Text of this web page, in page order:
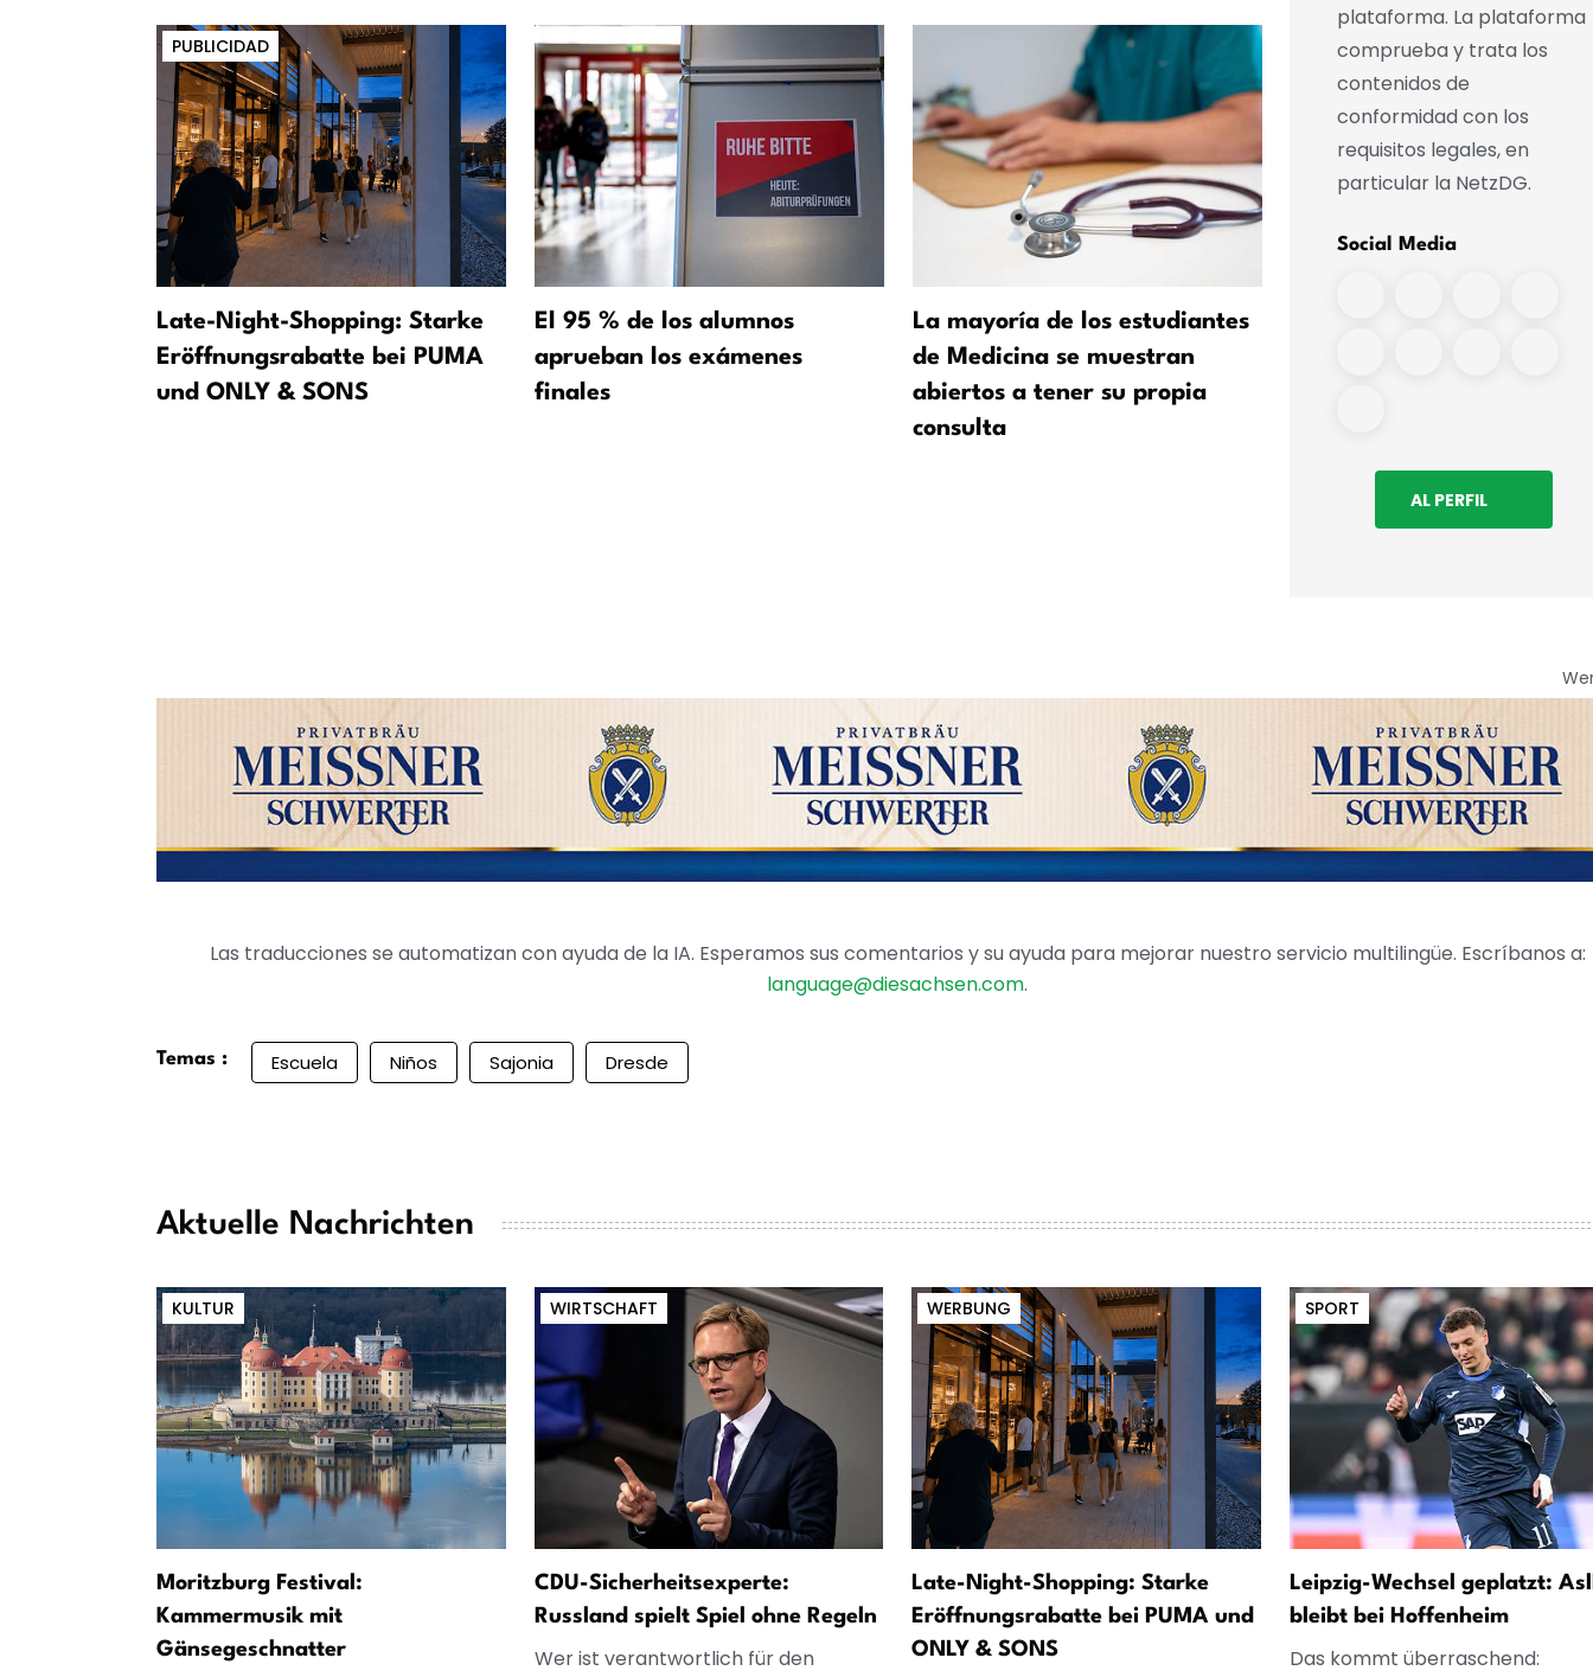
PUBLICIDAD
Late-Night-Shopping: Starke
Eröffnungsrabatte bei PUMA
und ONLY & SONS
El 95 % de los alumnos
aprueban los exámenes
finales
La mayoría de los estudiantes
de Medicina se muestran
abiertos a tener su propia
consulta
plataforma. La plataforma
comprueba y trata los
contenidos de
conformidad con los
requisitos legales, en
particular la NetzDG.
Social Media
AL PERFIL
Las traducciones se automatizan con ayuda de la IA. Esperamos sus comentarios y su ayuda para mejorar nuestro servicio multilingüe. Escríbanos a:
language@diesachsen.com.
Temas : Escuela Niños Sajonia Dresde
Aktuelle Nachrichten
KULTUR
Moritzburg Festival:
Kammermusik mit
Gänsegeschnatter
WIRTSCHAFT
CDU-Sicherheitsexperte:
Russland spielt Spiel ohne Regeln
Wer ist verantwortlich für den
WERBUNG
Late-Night-Shopping: Starke
Eröffnungsrabatte bei PUMA und
ONLY & SONS
SPORT
Leipzig-Wechsel geplatzt:
bleibt bei Hoffenheim
Das kommt überraschend: